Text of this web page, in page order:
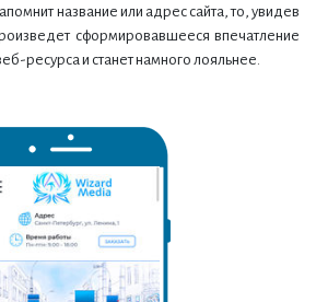
название или адрес сайта, то, увидев
сформировавшееся впечатление
ресурса и станет намного лояльнее.